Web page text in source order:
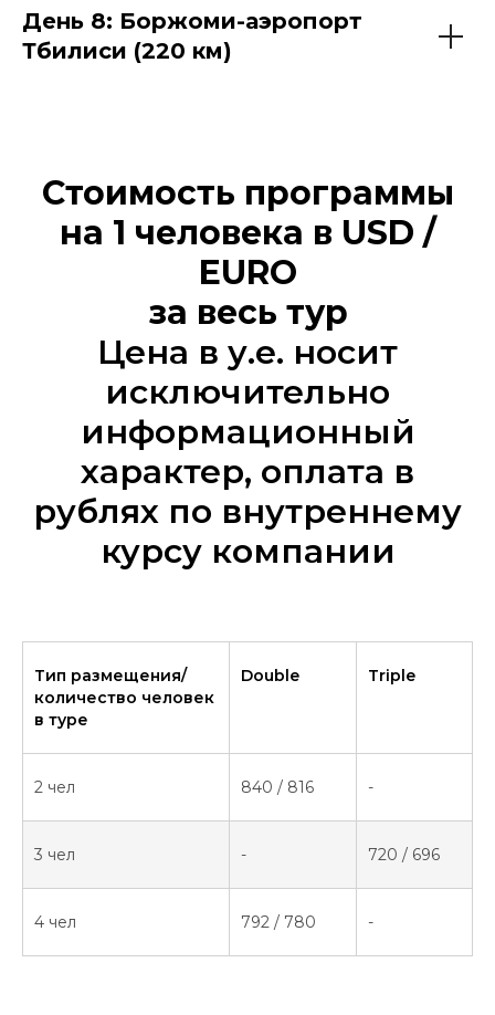
День 8: Боржоми-аэропорт
Тбилиси (220 км)
Стоимость программы
на 1 человека в USD /
EURO
за весь тур
Цена в у.е. носит
исключительно
информационный
характер, оплата в
рублях по внутреннему
курсу компании
Тип размещения/
количество человек
в туре
Double Triple
2 чел 840 / 816 -
3 чел - 720 / 696
4 чел 792 / 780 -